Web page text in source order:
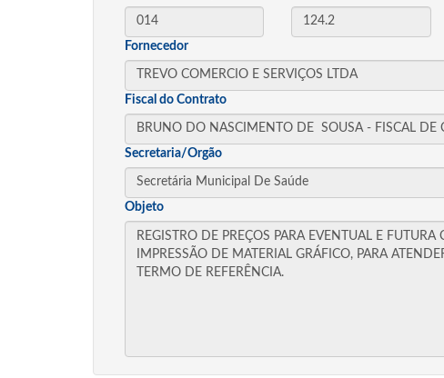
Fornecedor
Fiscal do Contrato
Secretaria/Orgão
Objeto